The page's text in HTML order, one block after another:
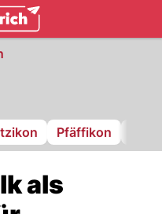
Pfäffikon
als